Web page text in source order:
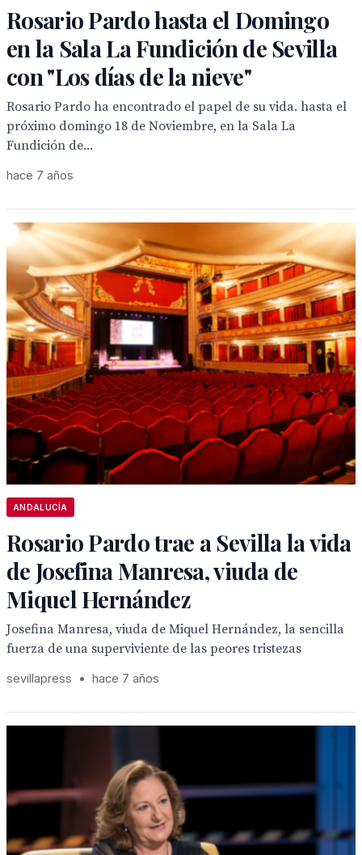
Rosario Pardo hasta el Domingo
en la Sala La Fundición de Sevilla
con "Los días de la nieve"
Rosario Pardo ha encontrado el papel de su vida. hasta el
próximo domingo 18 de Noviembre, en la Sala La
Fundición de...
hace 7 años
ANDALUCÍA
Rosario Pardo trae a Sevilla la vida
de Josefina Manresa, viuda de
Miquel Hernández
Josefina Manresa, viuda de Miquel Hernández, la sencilla
fuerza de una superviviente de las peores tristezas
sevillapress • hace 7 años